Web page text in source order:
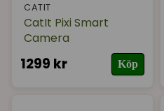
CATIT
CatIt Pixi Smart
Camera
1299 kr Köp